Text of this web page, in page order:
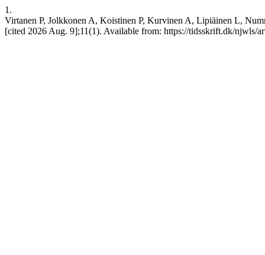
1.
Virtanen P, Jolkkonen A, Koistinen P, Kurvinen A, Lipiäinen L,
[cited 2026 Aug. 9];11(1). Available from: https://tidsskrift.dk/njwls/